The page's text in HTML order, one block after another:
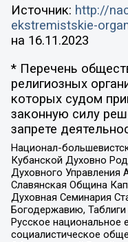
Источник: http://
ekstremistskie-
на 16.11.2023
* Перечень
религиозных
которых судом
законную силу
запрете
Национал-
Кубанской Духовно
Духовного Управления
Славянская Община
Духовная Семинария
Богодержавию,
Русское национальное
социалистическое